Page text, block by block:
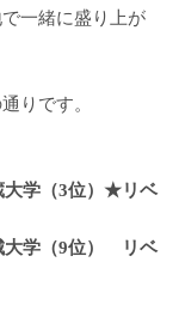
一緒に盛り上が
りです。
学（3位）★リベ
大学（9位） リベ